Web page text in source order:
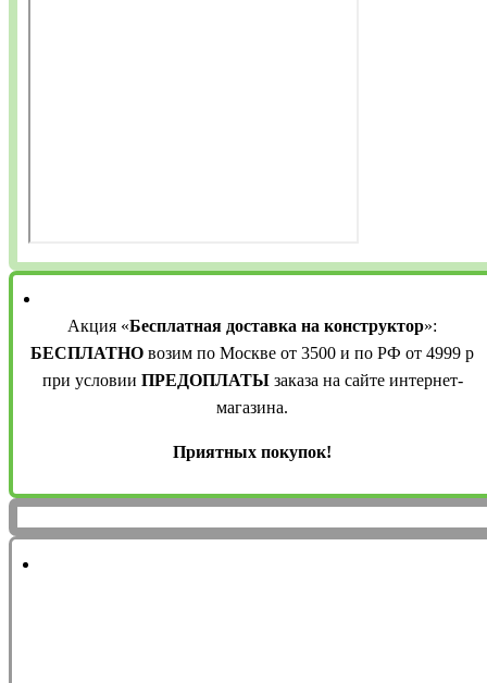
Акция «Бесплатная доставка на конструктор»:
БЕСПЛАТНО возим по Москве от 3500 и по РФ от 4999 р
при условии ПРЕДОПЛАТЫзаказа на сайте интернет-
магазина.
Приятных покупок!